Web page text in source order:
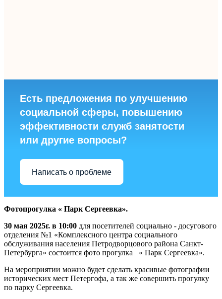
Есть предложения по улучшению
социальной сферы, повышению
эффективности служб занятости
или другие вопросы?
Написать о проблеме
Фотопрогулка « Парк Сергеевка».
30 мая 2025г. в 10:00 для посетителей социально - досугового
отделения №1 «Комплексного центра социального
обслуживания населения Петродворцового района Санкт-
Петербурга» состоится фото прогулка « Парк Сергеевка».
На мероприятии можно будет сделать красивые фотографии
исторических мест Петергофа, а так же совершить прогулку
по парку Сергеевка.